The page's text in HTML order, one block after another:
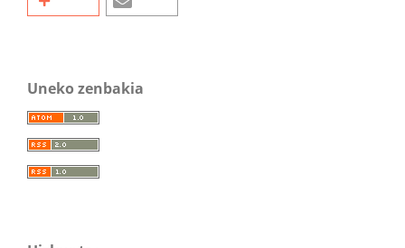
Uneko zenbakia